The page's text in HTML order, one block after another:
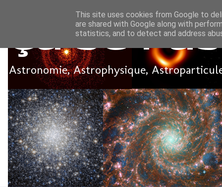
Ça se
Astronomie, Astrophysique,
This site uses cookies from Google to
are shared with Google along with
statistics, and to detect and address